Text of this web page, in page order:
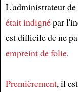
L'administrateur
était indignépar
est difficile de ne
empreint de folie.
Premièrement, il